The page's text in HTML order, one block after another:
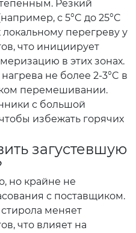
Резкий
с 5°C до 25°C
перегреву у
что инициирует
в этих зонах.
не более 2-3°C в
перемешивании.
с большой
избежать горячих
загустевшую
но крайне не
с поставщиком.
меняет
что влияет на